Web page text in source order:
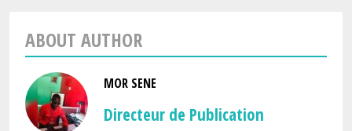
ABOUT AUTHOR
MOR SENE
Directeur de Publication